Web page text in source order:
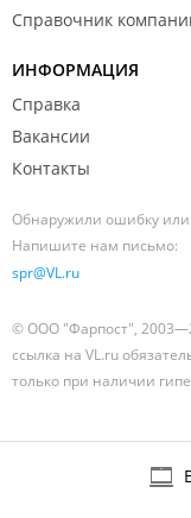
Справочник
ИНФОРМАЦИЯ
Справка
Вакансии
Контакты
Обнаружили ошибку или
Напишите нам письмо:
spr@VL.ru
© ООО "Фарпост",
ссылка на VL.ru
только при наличии